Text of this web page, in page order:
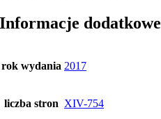
Informacje dodatkowe
rok wydania 2017
liczba stron XIV-754